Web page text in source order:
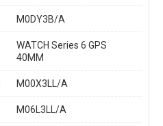
M0DY3B/A
WATCH Series 6 GPS
40MM
M00X3LL/A
M06L3LL/A